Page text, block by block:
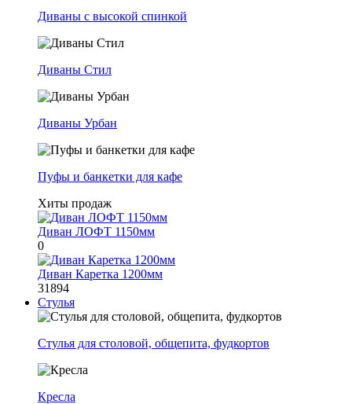
Диваны с высокой спинкой
Диваны Стил
Диваны Урбан
Пуфы и банкетки для кафе
Хиты продаж
Диван ЛОФТ 1150мм
0
Диван Каретка 1200мм
31894
Стулья
Стулья для столовой, общепита, фудкортов
Кресла